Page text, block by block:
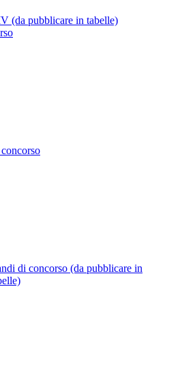
(da pubblicare in tabelle)
di concorso (da pubblicare in